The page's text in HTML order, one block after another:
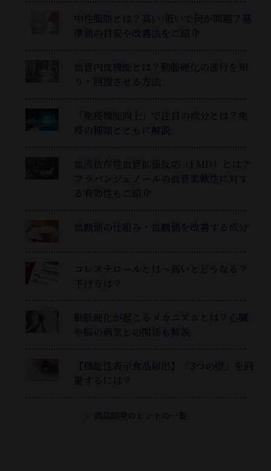
中性脂肪とは？高い/低いで何が問題？基
準値の目安や改善法をご紹介
血管内皮機能とは？動脈硬化の進行を知
り・回復させる方法
「免疫機能向上」で注目の成分とは？免
疫の種類とともに解説
血流依存性血管拡張反応（FMD）とは？
フラバンジェノールの血管柔軟性に対す
る有効性もご紹介
血糖値の仕組み・血糖値を改善する成分
コレステロールとは～高いとどうなる？
下げ方は？
動脈硬化が起こるメカニズムとは？心臓
や脳の病気との関係も解説
【機能性表示食品届出】「3つの壁」を回
避するには？
商品開発のヒントの一覧